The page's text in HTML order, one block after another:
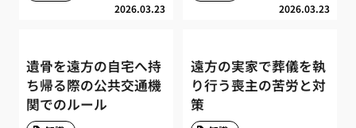
2026.03.23 2026.03.23
遺骨を遠方の自宅へ持
ち帰る際の公共交通機
関でのルール
遠方の実家で葬儀を執
り行う喪主の苦労と対
策